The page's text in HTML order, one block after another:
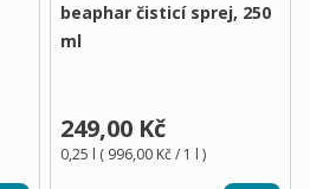
beaphar čisticí sprej, 250
ml
249,00 Kč
0,25 l ( 996,00 Kč/ 1 l )